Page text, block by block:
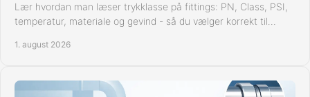
Lær hvordan man læser trykklasse på fittings: PN, Class, PSI,
temperatur, materiale og gevind - så du vælger korrekt til
1. august 2026